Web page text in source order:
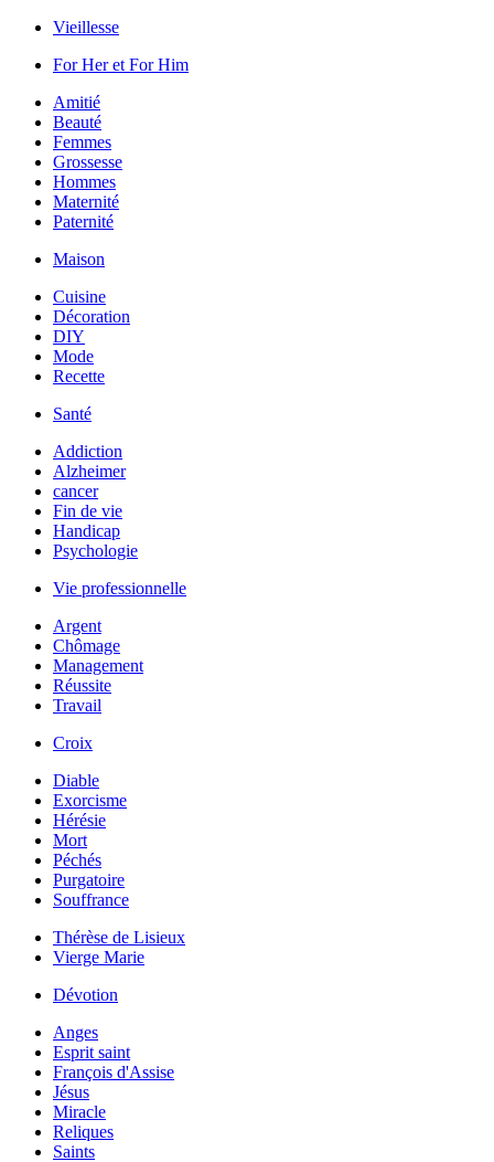
Vieillesse
For Her et For Him
Amitié
Beauté
Femmes
Grossesse
Hommes
Maternité
Paternité
Maison
Cuisine
Décoration
DIY
Mode
Recette
Santé
Addiction
Alzheimer
cancer
Fin de vie
Handicap
Psychologie
Vie professionnelle
Argent
Chômage
Management
Réussite
Travail
Croix
Diable
Exorcisme
Hérésie
Mort
Péchés
Purgatoire
Souffrance
Thérèse de Lisieux
Vierge Marie
Dévotion
Anges
Esprit saint
François d'Assise
Jésus
Miracle
Reliques
Saints